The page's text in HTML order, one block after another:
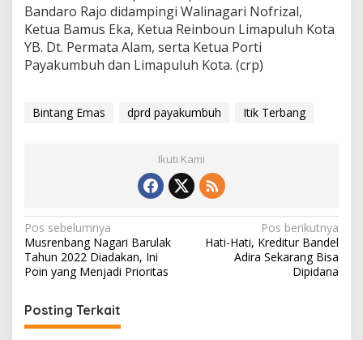
i
t
a
p
a
Bandaro Rajo didampingi Walinagari Nofrizal,
Ketua Bamus Eka, Ketua Reinboun Limapuluh Kota
YB. Dt. Permata Alam, serta Ketua Porti
Payakumbuh dan Limapuluh Kota. (crp)
Bintang Emas dprd payakumbuh Itik Terbang
Ikuti Kami
N
a
v
i
g
Pos sebelumnya
Musrenbang Nagari Barulak
Tahun 2022 Diadakan, Ini
Poin yang Menjadi Prioritas
Pos berikutnya
Hati-Hati, Kreditur Bandel
Adira Sekarang Bisa
Dipidana
Posting Terkait